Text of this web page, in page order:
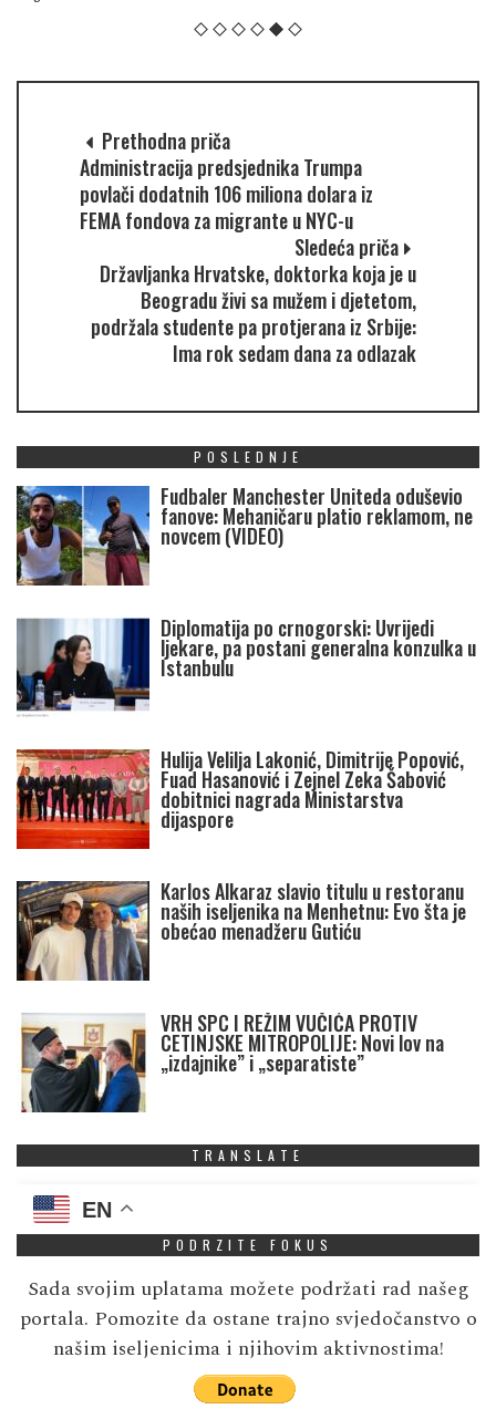
Prethodna priča
Administracija predsjednika Trumpa
povlači dodatnih 106 miliona dolara iz
FEMA fondova za migrante u NYC-u
Sledeća priča
Državljanka Hrvatske, doktorka koja je u
Beogradu živi sa mužem i djetetom,
podržala studente pa protjerana iz Srbije:
Ima rok sedam dana za odlazak
POSLEDNJE
Fudbaler Manchester Uniteda oduševio
fanove: Mehaničaru platio reklamom, ne
novcem (VIDEO)
Diplomatija po crnogorski: Uvrijedi
ljekare, pa postani generalna konzulka u
Istanbulu
Hulija Velilja Lakonić, Dimitrije Popović,
Fuad Hasanović i Zejnel Zeka Šabović
dobitnici nagrada Ministarstva
dijaspore
Karlos Alkaraz slavio titulu u restoranu
naših iseljenika na Menhetnu: Evo šta je
obećao menadžeru Gutiću
VRH SPC I REŽIM VUČIĆA PROTIV
CETINJSKE MITROPOLIJE: Novi lov na
„izdajnike” i „separatiste”
TRANSLATE
EN
PODRZITE FOKUS
Sada svojim uplatama možete podržati rad našeg
portala. Pomozite da ostane trajno svjedočanstvo o
našim iseljenicima i njihovim aktivnostima!